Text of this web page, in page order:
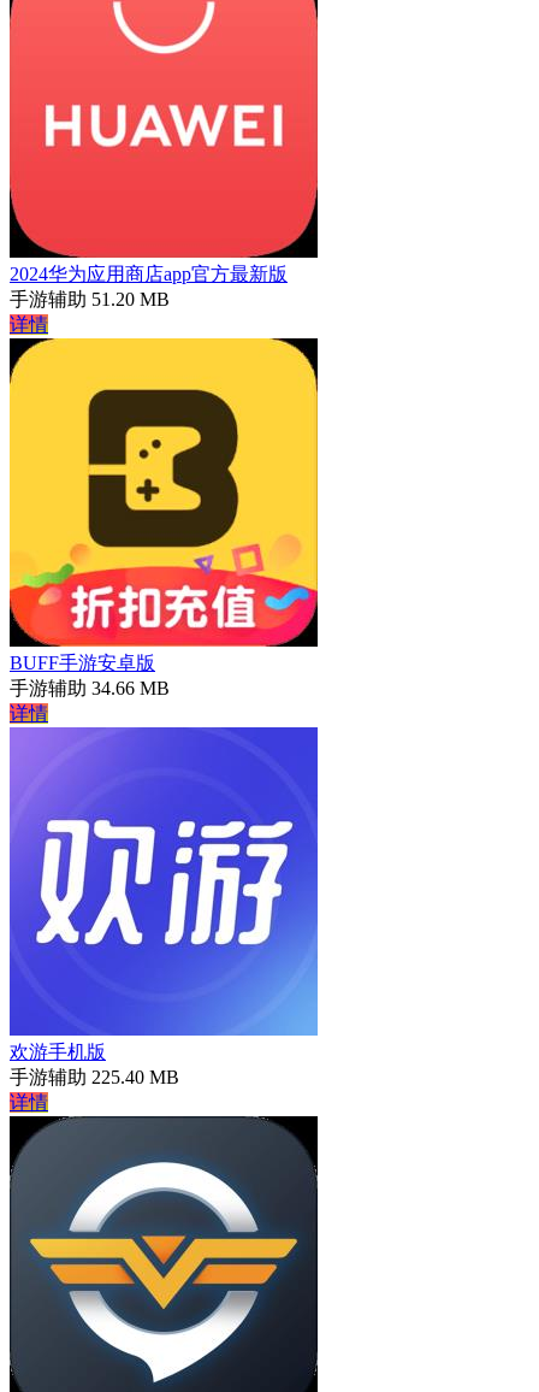
2024华为应用商店app官方最新版
手游辅助 51.20 MB
详情
BUFF手游安卓版
手游辅助 34.66 MB
详情
欢游手机版
手游辅助 225.40 MB
详情